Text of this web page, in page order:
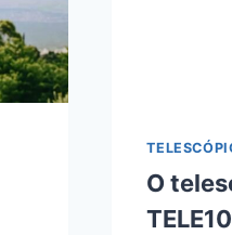
O